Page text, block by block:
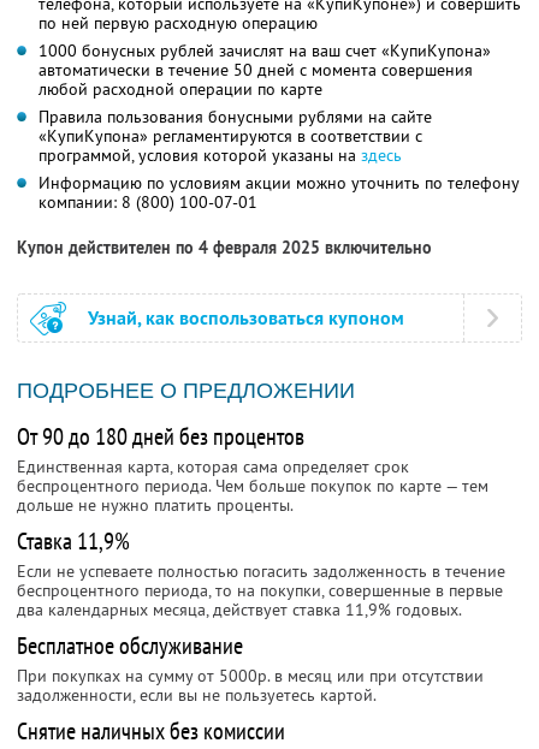
по ней первую расходную операцию
1000 бонусных рублей зачислят на ваш счет «КупиКупона»
автоматически в течение 50 дней с момента совершения
любой расходной операции по карте
Правила пользования бонусными рублями на сайте
«КупиКупона» регламентируются в соответствии с
программой, условия которой указаны на здесь
Информацию по условиям акции можно уточнить по телефону
компании: 8 (800) 100-07-01
Купон действителен по 4 февраля 2025 включительно
Узнай, как воспользоваться купоном
ПОДРОБНЕЕ О ПРЕДЛОЖЕНИИ
От 90 до 180 дней без процентов
Единственная карта, которая сама определяет срок
беспроцентного периода. Чем больше покупок по карте — тем
дольше не нужно платить проценты.
Ставка 11,9%
Если не успеваете полностью погасить задолженность в течение
беспроцентного периода, то на покупки, совершенные в первые
два календарных месяца, действует ставка 11,9% годовых.
Бесплатное обслуживание
При покупках на сумму от 5000р. в месяц или при отсутствии
задолженности, если вы не пользуетесь картой.
Снятие наличных без комиссии